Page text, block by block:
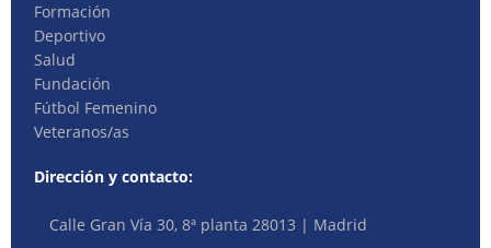
Formación
Deportivo
Salud
Fundación
Fútbol Femenino
Veteranos/as
Dirección y contacto:
Calle Gran Vía 30, 8ª planta 28013 | Madrid